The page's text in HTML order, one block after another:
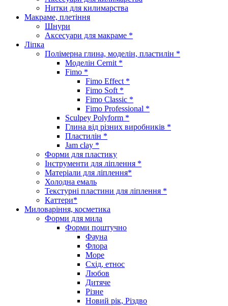
Нитки для килимарства
Макраме, плетіння
Шнури
Аксесуари для макраме *
Ліпка
Полімерна глина, моделін, пластилін *
Моделін Cernit *
Fimo *
Fimo Effect *
Fimo Soft *
Fimo Classic *
Fimo Professional *
Sculpey Polyform *
Глина від різних виробників *
Пластилін *
Jam clay *
Форми для пластику
Інструменти для ліплення *
Матеріали для ліплення*
Холодна емаль
Текстурні пластини для ліплення *
Каттери*
Миловаріння, косметика
Форми для мила
Форми поштучно
Фауна
Флора
Море
Схід, етнос
Любов
Дитяче
Різне
Новий рік, Різдво